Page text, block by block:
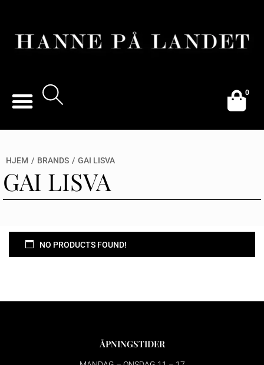
0
HJEM / BRANDS / GAI LISVA
GAI LISVA
NO PRODUCTS FOUND!
ÅPNINGSTIDER